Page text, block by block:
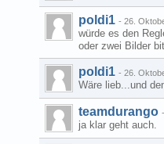
poldi1 - 26.
würde es den
oder zwei Bilder
poldi1 - 26.
Wäre lieb...und
teamdurango -
ja klar geht auch.